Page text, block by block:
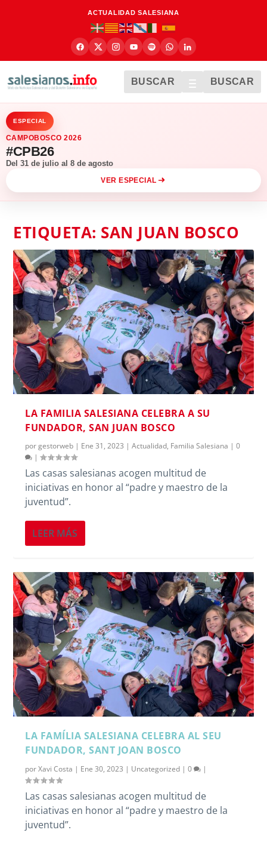
ACTUALIDAD SALESIANA
BUSCAR BUSCAR
ESPECIAL
CAMPOBOSCO 2026
#CPB26
Del 31 de julio al 8 de agosto
VER ESPECIAL
ETIQUETA: SAN JUAN BOSCO
LA FAMILIA SALESIANA CELEBRA A SU
FUNDADOR, SAN JUAN BOSCO
porgestorweb | Ene 31, 2023 |Actualidad, Familia Salesiana |0
|
Las casas salesianas acogen multitud de
iniciativas en honor al “padre y maestro de la
juventud”.
LEER MÁS
LA FAMÍLIA SALESIANA CELEBRA AL SEU
FUNDADOR, SANT JOAN BOSCO
porXavi Costa | Ene 30, 2023 | Uncategorized |0 |
Las casas salesianas acogen multitud de
iniciativas en honor al “padre y maestro de la
juventud”.